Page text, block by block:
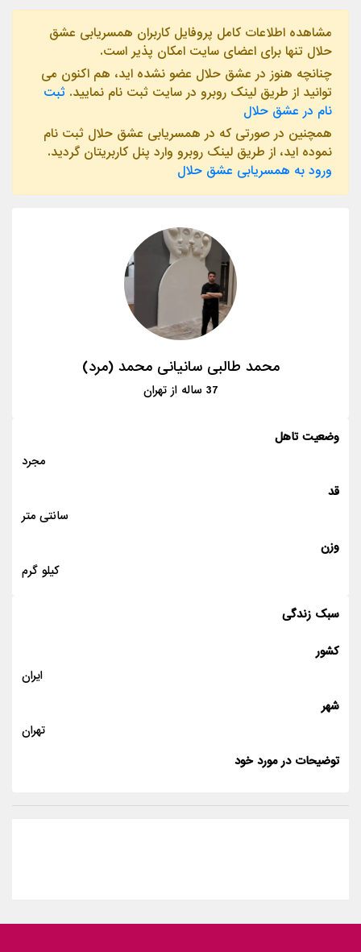
مشاهده اطلاعات کامل پروفایل کاربران همسریابی عشق
حلال تنها برای اعضای سایت امکان پذیر است.
چنانچه هنوز در عشق حلال عضو نشده اید، هم اکنون می
توانید از طریق لینک روبرو در سایت ثبت نام نمایید. ثبت
نام در عشق حلال
همچنین در صورتی که در همسریابی عشق حلال ثبت نام
نموده اید، از طریق لینک روبرو وارد پنل کاربریتان گردید.
ورود به همسریابی عشق حلال
محمد طالبی سانیانی محمد (مرد)
37 ساله از تهران
وضعیت تاهل
مجرد
قد
سانتی متر
وزن
کیلو گرم
سبک زندگی
کشور
ایران
شهر
تهران
توضیحات در مورد خود